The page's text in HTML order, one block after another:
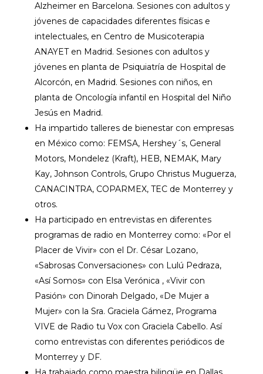
Alzheimer en Barcelona. Sesiones con adultos y
jóvenes de capacidades diferentes físicas e
intelectuales, en Centro de Musicoterapia
ANAYET en Madrid. Sesiones con adultos y
jóvenes en planta de Psiquiatría de Hospital de
Alcorcón, en Madrid. Sesiones con niños, en
planta de Oncología infantil en Hospital del Niño
Jesús en Madrid.
Ha impartido talleres de bienestar con empresas
en México como: FEMSA, Hershey´s, General
Motors, Mondelez (Kraft), HEB, NEMAK, Mary
Kay, Johnson Controls, Grupo Christus Muguerza,
CANACINTRA, COPARMEX, TEC de Monterrey y
otros.
Ha participado en entrevistas en diferentes
programas de radio en Monterrey como: «Por el
Placer de Vivir» con el Dr. César Lozano,
«Sabrosas Conversaciones» con Lulú Pedraza,
«Así Somos» con Elsa Verónica , «Vivir con
Pasión» con Dinorah Delgado, «De Mujer a
Mujer» con la Sra. Graciela Gámez, Programa
VIVE de Radio tu Vox con Graciela Cabello. Así
como entrevistas con diferentes periódicos de
Monterrey y DF.